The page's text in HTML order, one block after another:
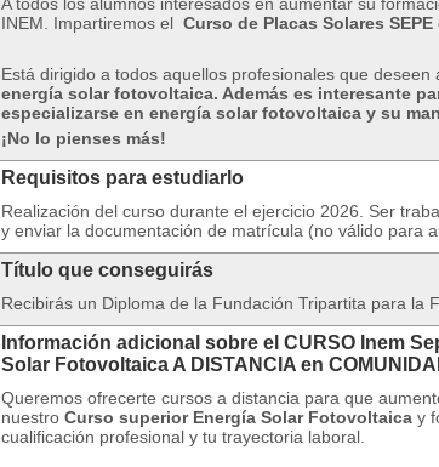
INEM. Impartiremos el Curso de Placas Solares SEPE
Está dirigido a todos aquellos profesionales que deseen
energía solar fotovoltaica. Además es interesante
especializarse en energía solar fotovoltaica y su
¡No lo pienses más!
Requisitos para estudiarlo
Realización del curso durante el ejercicio 2026. Ser
y enviar la documentación de matrícula (no válido para
Título que conseguirás
Recibirás un Diploma de la Fundación Tripartita para la
Información adicional sobre el CURSO Inem
Solar Fotovoltaica A DISTANCIA en
Queremos ofrecerte cursos a distancia para que
nuestro Curso superior Energía Solar Fotovoltaica y
cualificación profesional y tu trayectoria laboral.